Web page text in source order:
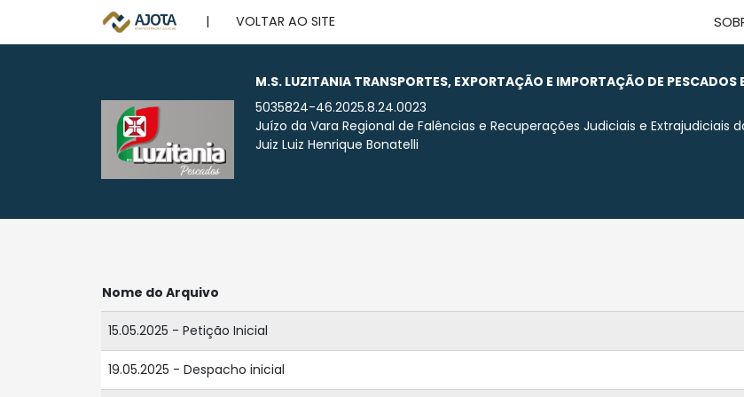
| VOLTAR AO SITE
M.S. LUZITANIA TRANSPORTES, EXPORTAÇÃO E IMPORTAÇÃO DE PESCADOS
5035824-46.2025.8.24.0023
Juízo da Vara Regional de Falências e Recuperações Judiciais e Extrajudiciais
Juiz Luiz Henrique Bonatelli
Nome do Arquivo
15.05.2025 - Petição Inicial
19.05.2025 - Despacho inicial